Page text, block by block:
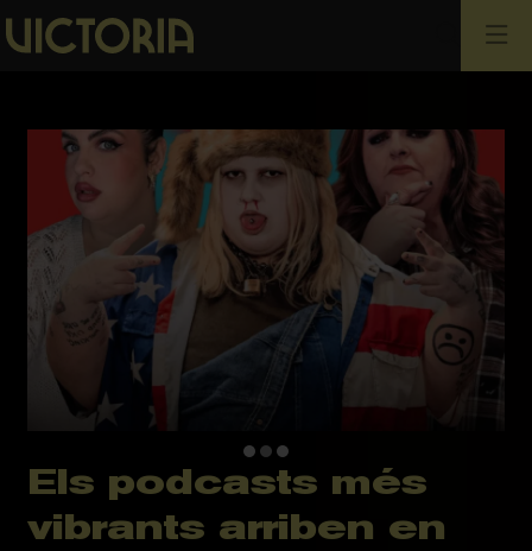
Diapositiva 2 de 3: Podimo Fest - True Crime ·
Els podcasts més
vibrants arriben en